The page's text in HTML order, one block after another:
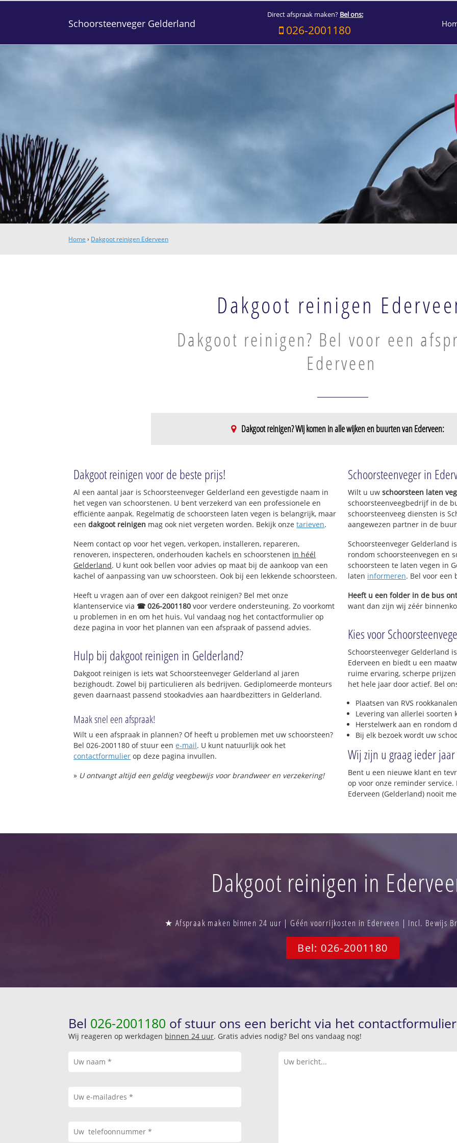
Schoorsteenveger Gelderland
Direct afspraak maken? Bel ons:
026-2001180
Home › Dakgoot reinigen Ederveen
Dakgoot reinigen
Dakgoot reinigen? Bel voor een
Ederveen
Dakgoot reinigen? Wij komen in alle wijken en buurten van Ederveen:
Dakgoot reinigen voor de beste prijs!
Al een aantal jaar is Schoorsteenveger Gelderland een gevestigde naam in
het vegen van schoorstenen. U bent verzekerd van een professionele en
efficiënte aanpak. Regelmatig de schoorsteen laten vegen is belangrijk, maar
eendakgoot reinigen mag ook niet vergeten worden. Bekijk onzetarieven.
Neem contact op voor het vegen, verkopen, installeren, repareren,
renoveren, inspecteren, onderhouden kachels en schoorstenen in héél
Gelderland. U kunt ook bellen voor advies op maat bij de aankoop van een
kachel of aanpassing van uw schoorsteen. Ook bij een lekkende schoorsteen.
Heeft u vragen aan of over een dakgoot reinigen? Bel met onze
klantenservice via ☎ 026-2001180 voor verdere ondersteuning. Zo voorkomt
u problemen in en om het huis. Vul vandaag nog het contactformulier op
deze pagina in voor het plannen van een afspraak of passend advies.
Hulp bij dakgoot reinigen in Gelderland?
Dakgoot reinigen is iets wat Schoorsteenveger Gelderland al jaren
bezighoudt. Zowel bij particulieren als bedrijven. Gediplomeerde monteurs
geven daarnaast passend stookadvies aan haardbezitters in Gelderland.
Maak snel een afspraak!
Wilt u een afspraak in plannen? Of heeft u problemen met uw schoorsteen?
Bel 026-2001180 of stuur eene-mail. U kunt natuurlijk ook het
contactformulier op deze pagina invullen.
» U ontvangt altijd een geldig veegbewijs voor brandweer en verzekering!
Schoorsteenveger in
Wilt u uw schoorsteen laten
schoorsteenveegbedrijf in de
schoorsteenveeg diensten is
aangewezen partner in de
Schoorsteenveger Gelderland
rondom schoorsteenvegen en
schoorsteen te laten vegen in
laten informeren. Bel voor een
Heeft u een folder in de bus
want dan zijn wij zéér
Kies voor
Schoorsteenveger Gelderland
Ederveen en biedt u een
ruime ervaring, scherpe
het hele jaar door actief. Bel
Plaatsen van RVS
Levering van allerlei soorten
Herstelwerk aan en rondom
Bij elk bezoek wordt uw
Wij zijn u graag ieder
Bent u een nieuwe klant en
op voor onze reminder
Ederveen (Gelderland) nooit
Dakgoot reinigen in
★ Afspraak maken binnen 24 uur | Géén voorrijkosten in Ederveen | Incl. Bewijs
Bel: 026-2001180
Bel 026-2001180 of stuur ons een bericht via het
Wij reageren op werkdagen binnen 24 uur. Gratis advies nodig? Bel ons vandaag nog!